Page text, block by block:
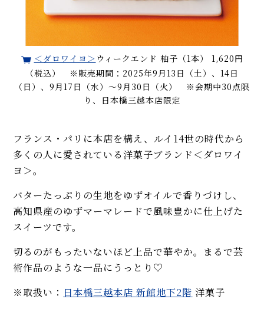
＜ダロワイヨ＞ ウィークエンド 柚子（1本） 1,620円
（税込） ※販売期間：2025年9月13日（土）、14日
（日）、9月17日（水）～9月30日（火） ※会期中30点限
り、日本橋三越本店限定
フランス・パリに本店を構え、ルイ14世の時代から
多くの人に愛されている洋菓子ブランド＜ダロワイ
ヨ＞。
バターたっぷりの生地をゆずオイルで香りづけし、
高知県産のゆずマーマレードで風味豊かに仕上げた
スイーツです。
切るのがもったいないほど上品で華やか。まるで芸
術作品のような一品にうっとり♡
※取扱い： 日本橋三越本店 新館地下2階 洋菓子